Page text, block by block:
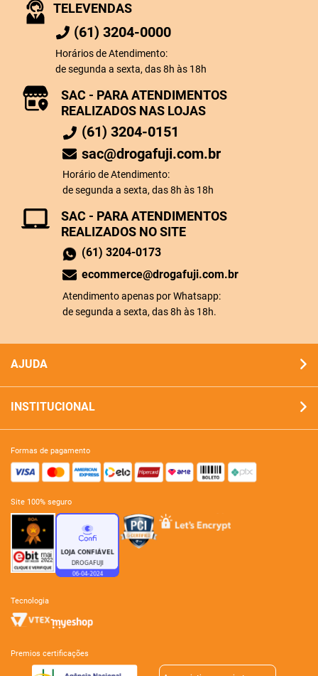
TELEVENDAS
(61) 3204-0000
Horários de Atendimento:
de segunda a sexta, das 8h às 18h
SAC - PARA ATENDIMENTOS
REALIZADOS NO SITE
(61) 3204-0173
ecommerce@drogafuji.com.br
Atendimento apenas por Whatsapp:
de segunda a sexta, das 8h às 18h.
SAC - PARA ATENDIMENTOS
REALIZADOS NAS LOJAS
(61) 3204-0151
sac@drogafuji.com.br
Horário de Atendimento:
de segunda a sexta, das 8h às 18h
AJUDA
INSTITUCIONAL
formas de pagamento
site 100% seguro
tecnologia
premios certificações